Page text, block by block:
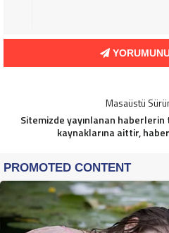
Masaüstü
Sitemizde yayınlanan
kaynaklarına aittir,